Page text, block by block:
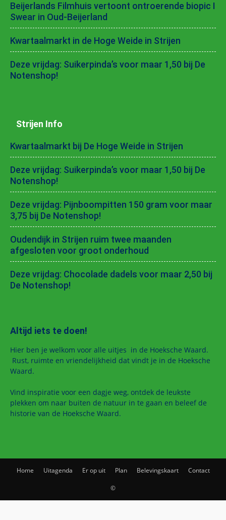
Beijerlands Filmhuis vertoont ontroerende biopic I
Swear in Oud-Beijerland
Kwartaalmarkt in de Hoge Weide in Strijen
Deze vrijdag: Suikerpinda’s voor maar 1,50 bij De
Notenshop!
Strijen Info
Kwartaalmarkt bij De Hoge Weide in Strijen
Deze vrijdag: Suikerpinda’s voor maar 1,50 bij De
Notenshop!
Deze vrijdag: Pijnboompitten 150 gram voor maar
3,75 bij De Notenshop!
Oudendijk in Strijen ruim twee maanden
afgesloten voor groot onderhoud
Deze vrijdag: Chocolade dadels voor maar 2,50 bij
De Notenshop!
Altijd iets te doen!
Hier ben je welkom voor alle uitjes in de Hoeksche Waard.
Rust, ruimte en vriendelijkheid dat vindt je in de Hoeksche
Waard.
Vind inspiratie voor een dagje weg, ontdek de leukste
plekken om naar buiten de natuur in te gaan en beleef de
historie van de Hoeksche Waard.
Home Uitagenda Er op uit Plan Belevingskaart Contact
©